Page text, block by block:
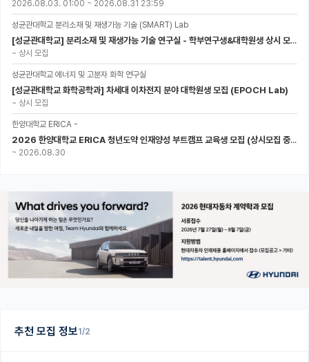
추천 모집 정보1/2
2026.08.03. 01:00 ~ 2026.08.31 23:59
성균관대학교 분리소재 및 재생가능 기술 (SMART) Lab
[성균관대학교] 분리소재 및 재생가능 기술 연구실 - 학부연구생&대학원생 상시 모집 (미래에너지공학과)
~ 상시 모집
성균관대학교 에너지 및 고분자 화학 연구실
[성균관대학교 화학공학과] 차세대 이차전지 분야 대학원생 모집 (EPOCH Lab)
~ 상시 모집
한양대학교 ERICA -
2026 한양대학교 ERICA 청년도약 인재양성 부트캠프 교육생 모집 (상시모집 중, 1차 마감 : ~8.30)
~ 2026.08.30